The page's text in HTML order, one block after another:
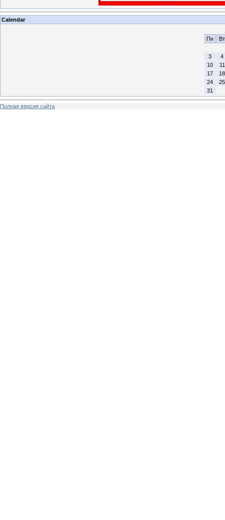
Calendar
Пн
Вт
3
4
10
11
17
18
24
25
31
Полная версия сайта